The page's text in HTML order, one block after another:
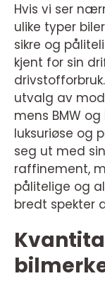
Hvis vi ser
ulike typer
sikre og
kjent for sin
utvalg av
mens BMW
luksuriøse og
seg ut med
raffinement,
pålitelige og
bredt spekter